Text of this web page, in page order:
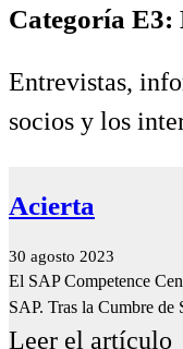
Categoría E3:
Entrevistas,
socios y los
Acierta
30 agosto 2023
El SAP Competence
SAP. Tras la Cumbre de
Leer el artículo